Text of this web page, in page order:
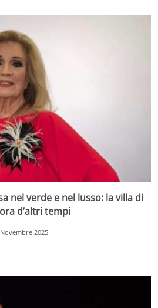
nel verde e nel lusso: la villa di
d’altri tempi
2025